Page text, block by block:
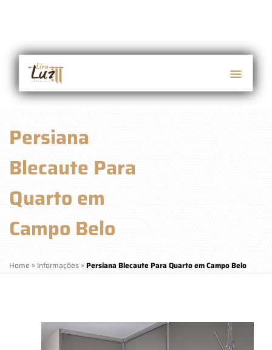
Persiana
Blecaute Para
Quarto em
Campo Belo
Home » Informações » Persiana Blecaute Para Quarto em Campo Belo